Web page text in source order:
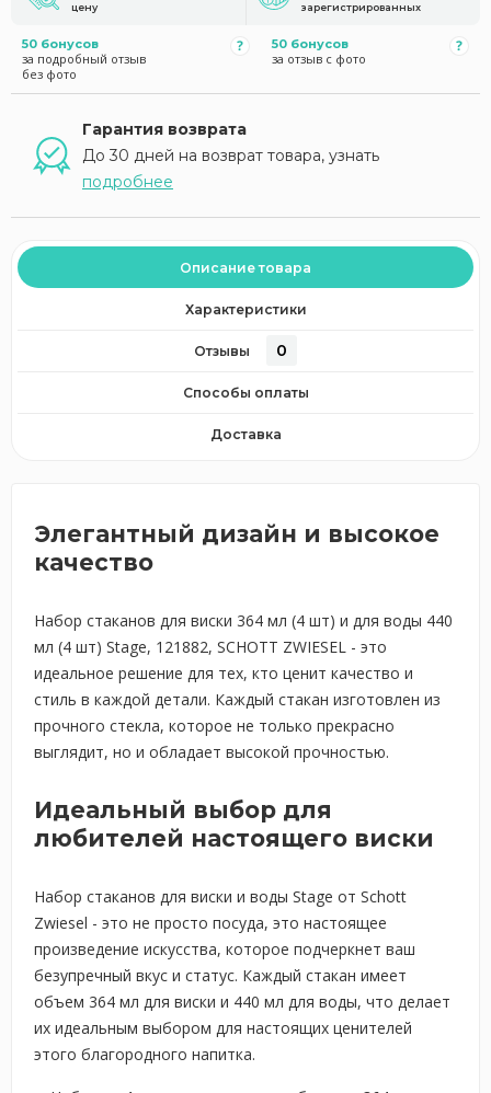
цену
зарегистрированных
50 бонусов
за подробный отзыв
без фото
50 бонусов
за отзыв с фото
Гарантия возврата
До 30 дней на возврат товара, узнать
подробнее
Описание товара
Характеристики
Отзывы 0
Способы оплаты
Доставка
Элегантный дизайн и высокое
качество
Набор стаканов для виски 364 мл (4 шт) и для воды 440
мл (4 шт) Stage, 121882, SCHOTT ZWIESEL - это
идеальное решение для тех, кто ценит качество и
стиль в каждой детали. Каждый стакан изготовлен из
прочного стекла, которое не только прекрасно
выглядит, но и обладает высокой прочностью.
Идеальный выбор для
любителей настоящего виски
Набор стаканов для виски и воды Stage от Schott
Zwiesel - это не просто посуда, это настоящее
произведение искусства, которое подчеркнет ваш
безупречный вкус и статус. Каждый стакан имеет
объем 364 мл для виски и 440 мл для воды, что делает
их идеальным выбором для настоящих ценителей
этого благородного напитка.